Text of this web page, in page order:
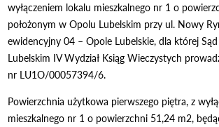
wyłączeniem lokalu mieszkalnego nr 1 o
położonym w Opolu Lubelskim przy ul. Nowy
ewidencyjny 04 – Opole Lubelskie, dla której
Lubelskim IV Wydział Ksiąg Wieczystych
nr LU1O/00057394/6.
Powierzchnia użytkowa pierwszego piętra, z
mieszkalnego nr 1 o powierzchni 51,24 m2,